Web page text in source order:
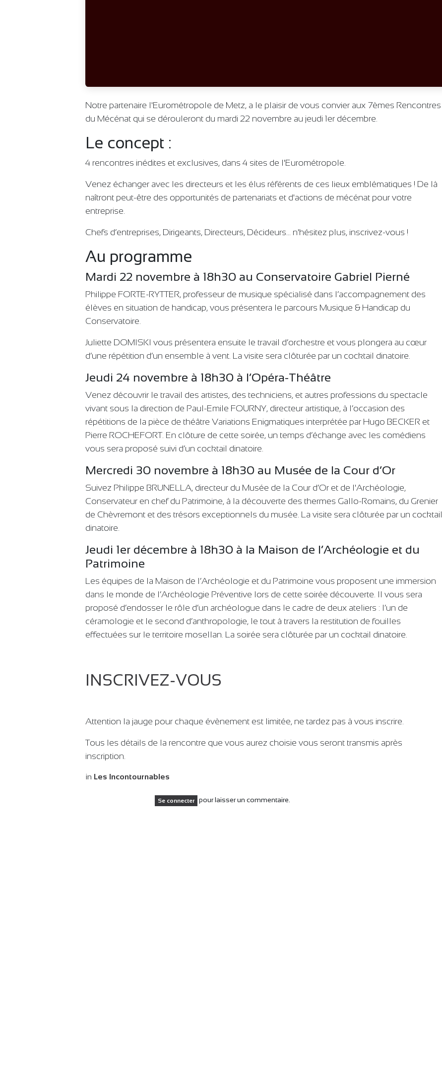
Notre partenaire l'Eurométropole de Metz, a le plaisir de vous convier aux 7èmes Rencontres
du Mécénat qui se dérouleront du mardi 22 novembre au jeudi 1er décembre.
Le concept :
4 rencontres inédites et exclusives, dans 4 sites de l'Eurométropole.
Venez échanger avec les directeurs et les élus référents de ces lieux emblématiques ! De là
naîtront peut-être des opportunités de partenariats et d'actions de mécénat pour votre
entreprise.
Chefs d’entreprises, Dirigeants, Directeurs, Décideurs… n'hésitez plus, inscrivez-vous !
Au programme
Mardi 22 novembre à 18h30 au Conservatoire Gabriel Pierné
Philippe FORTE-RYTTER, professeur de musique spécialisé dans l’accompagnement des
élèves en situation de handicap, vous présentera le parcours Musique & Handicap du
Conservatoire.
Juliette DOMISKI vous présentera ensuite le travail d’orchestre et vous plongera au cœur
d’une répétition d’un ensemble à vent. La visite sera clôturée par un cocktail dinatoire.
Jeudi 24 novembre à 18h30 à l’Opéra-Théâtre
Venez découvrir le travail des artistes, des techniciens, et autres professions du spectacle
vivant sous la direction de Paul-Emile FOURNY, directeur artistique, à l’occasion des
répétitions de la pièce de théâtre Variations Enigmatiques interprétée par Hugo BECKER et
Pierre ROCHEFORT. En clôture de cette soirée, un temps d’échange avec les comédiens
vous sera proposé suivi d’un cocktail dinatoire.
Mercredi 30 novembre à 18h30 au Musée de la Cour d’Or
Suivez Philippe BRUNELLA, directeur du Musée de la Cour d’Or et de l'Archéologie,
Conservateur en chef du Patrimoine, à la découverte des thermes Gallo-Romains, du Grenier
de Chèvremont et des trésors exceptionnels du musée. La visite sera clôturée par un cocktail
dinatoire.
Jeudi 1er décembre à 18h30 à la Maison de l’Archéologie et du
Patrimoine
Les équipes de la Maison de l’Archéologie et du Patrimoine vous proposent une immersion
dans le monde de l’Archéologie Préventive lors de cette soirée découverte. Il vous sera
proposé d’endosser le rôle d’un archéologue dans le cadre de deux ateliers : l’un de
céramologie et le second d’anthropologie, le tout à travers la restitution de fouilles
effectuées sur le territoire mosellan. La soirée sera clôturée par un cocktail dinatoire.
INSCRIVEZ-VOUS
Attention la jauge pour chaque évènement est limitée, ne tardez pas à vous inscrire.
Tous les détails de la rencontre que vous aurez choisie vous seront transmis après
inscription.
in Les Incontournables
Se connecter pour laisser un commentaire.